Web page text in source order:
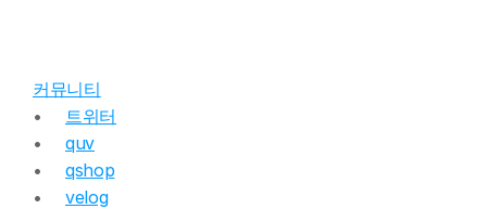
커뮤니티
트위터
quv
qshop
velog